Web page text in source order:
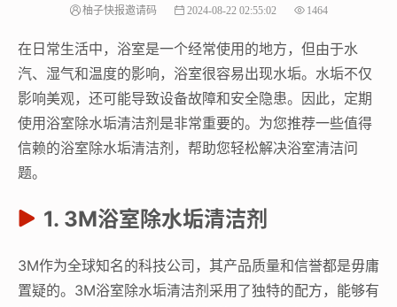
柚子快报邀请码 2024-08-22 02:55:02 1464
在日常生活中，浴室是一个经常使用的地方，但由于水
汽、湿气和温度的影响，浴室很容易出现水垢。水垢不仅
影响美观，还可能导致设备故障和安全隐患。因此，定期
使用浴室除水垢清洁剂是非常重要的。为您推荐一些值得
信赖的浴室除水垢清洁剂，帮助您轻松解决浴室清洁问
题。
1. 3M浴室除水垢清洁剂
3M作为全球知名的科技公司，其产品质量和信誉都是毋庸
置疑的。3M浴室除水垢清洁剂采用了独特的配方，能够有